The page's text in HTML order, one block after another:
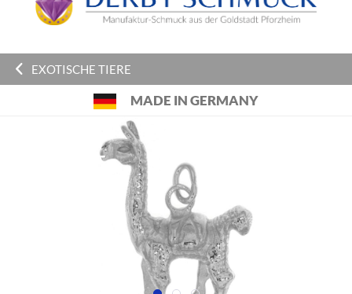
EXOTISCHE TIERE
MADE IN GERMANY